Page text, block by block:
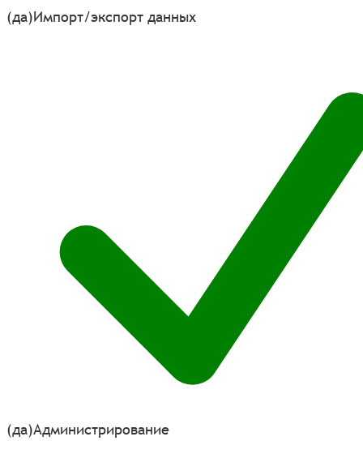
(да)Импорт/экспорт данных
(да)Администрирование